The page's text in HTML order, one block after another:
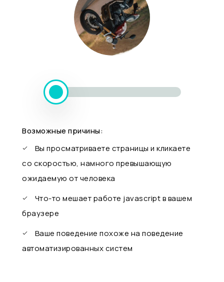
Возможные причины:
Вы просматриваете страницы и кликаете
со скоростью, намного превышающую
ожидаемую от человека
Что-то мешает работе javascript в вашем
браузере
Ваше поведение похоже на поведение
автоматизированных систем